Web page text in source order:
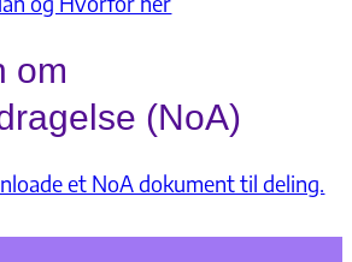
om
(NoA)
et NoA dokument til deling.